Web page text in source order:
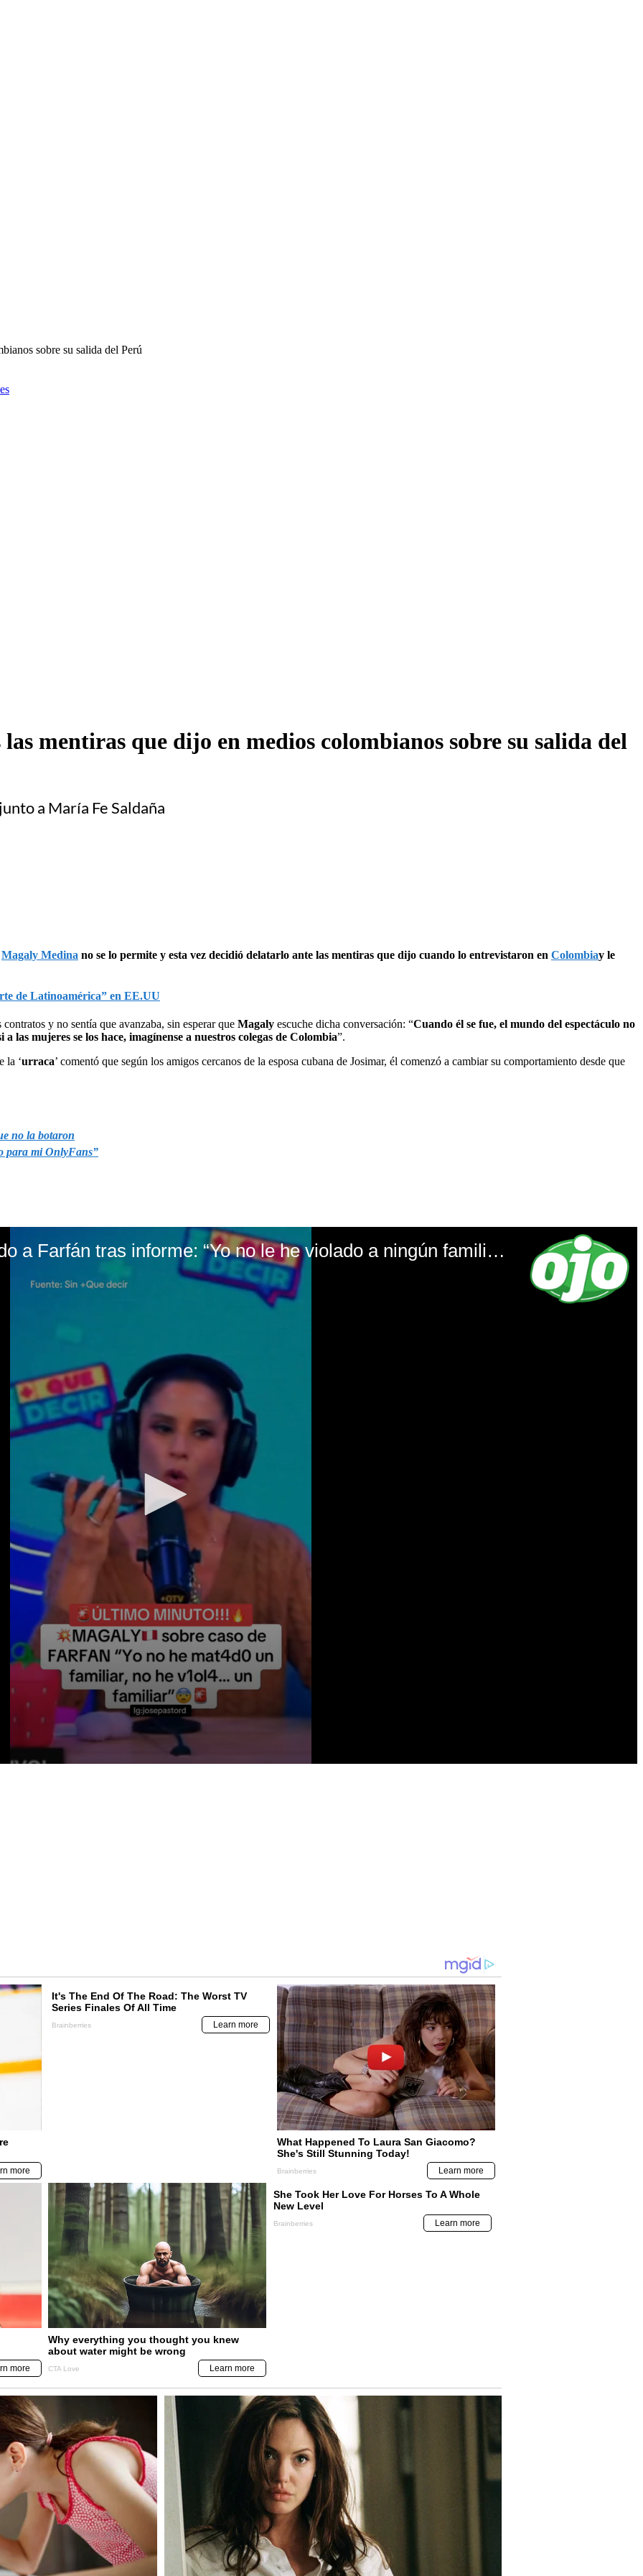
sobre su salida del Perú
mentiras que dijo en medios colombianos sobre su salida del
a María Fe Saldaña
Magaly Medina no se lo permite y esta vez decidió delatarlo ante las mentiras que dijo cuando lo entrevistaron en Colombiay le
de Latinoamérica” en EE.UU
y no sentía que avanzaba, sin esperar que Magaly escuche dicha conversación: “Cuando él se fue, el mundo del espectáculo no
las mujeres se los hace, imagínense a nuestros colegas de Colombia”.
la ‘urraca’ comentó que según los amigos cercanos de la esposa cubana de Josimar, él comenzó a cambiar su comportamiento desde que
no la botaron
para mi OnlyFans”
TROME - Magaly le responde con todo a Farfán tras informe: “Yo no le he violado a ningún familiar, solo he expuesto sus mentiras”